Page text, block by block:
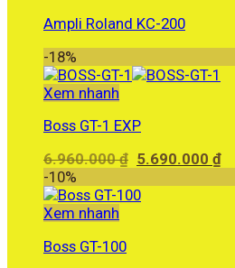
Ampli Roland KC-200
-18%
Xem nhanh
Boss GT-1 EXP
6.960.000₫ Giá
là:
5.690.000₫Giá
-10%
Xem nhanh
Boss GT-100